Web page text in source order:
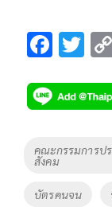
F
e
b
o
o
k
T
tt
er
Tags
คณะกรรมการป
สังคม
บัตรคนจน